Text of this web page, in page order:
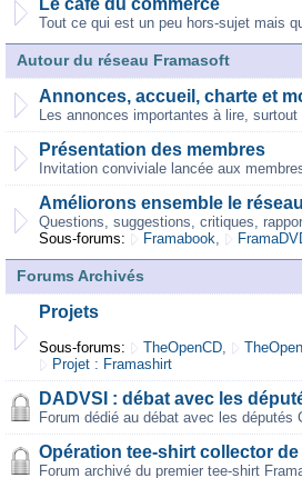
Le café du commerce
Tout ce qui est un peu hors-sujet mais
Autour du réseau Framasoft
Annonces, accueil, charte et
Les annonces importantes à lire,
Présentation des membres
Invitation conviviale lancée aux
Améliorons ensemble le
Questions, suggestions, critiques,
Sous-forums:
Framabook,
Forums Archivés
Projets
Sous-forums: TheOpenCD,
Projet : Framashirt
DADVSI : débat avec les
Forum dédié au débat avec les
Opération tee-shirt collector
Forum archivé du premier tee-shirt